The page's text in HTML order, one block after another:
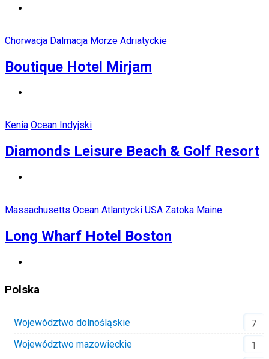
Chorwacja Dalmacja Morze Adriatyckie
Boutique Hotel Mirjam
Kenia Ocean Indyjski
Diamonds Leisure Beach & Golf Resort
Massachusetts Ocean Atlantycki USA Zatoka Maine
Long Wharf Hotel Boston
Polska
Województwo dolnośląskie
7
Województwo mazowieckie
1